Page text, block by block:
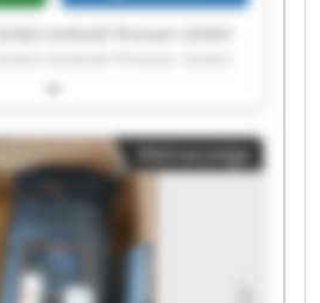
Ambold Pressen GmbH
Ambold Pressen GmbH
Ambold Pressen GmbH
Ambold Pressen GmbH
Ambold Pressen GmbH
Ambold Pressen GmbH
Kleinanzeige